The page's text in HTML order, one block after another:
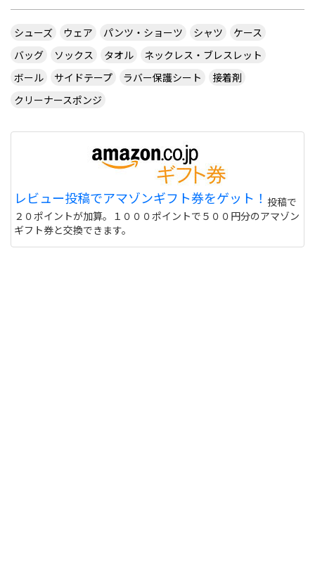
シューズ ウェア パンツ・ショーツ シャツ
ケース
バッグ
ソックス タオル
ネックレス・ブレスレット
ボール
サイドテープ ラバー保護シート
接着剤
クリーナースポンジ
レビュー投稿でアマゾンギフト券をゲット！ 投稿で
２０ポイントが加算。１０００ポイントで５００円分のアマゾン
ギフト券と交換できます。